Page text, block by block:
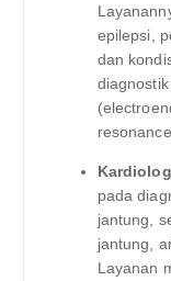
epilepsi,
dan
pada
jantung,
jantung,
Layanan